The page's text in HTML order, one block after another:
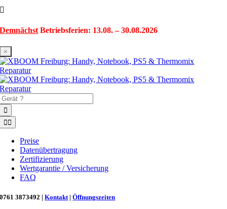
springen
Demnächst Betriebsferien: 13.08. – 30.08.2026
×
Toggle
Navigation
Preise
Datenübertragung
Zertifizierung
Wertgarantie / Versicherung
FAQ
0761 3873492 |Kontakt |Öffnungszeiten